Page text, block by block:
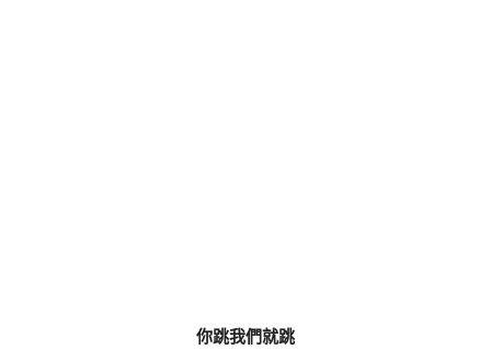
你跳我們就跳